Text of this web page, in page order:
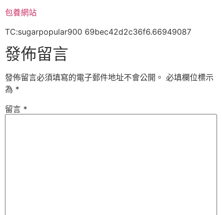
包養網站
TC:sugarpopular900 69bec42d2c36f6.66949087
發佈留言
發佈留言必須填寫的電子郵件地址不會公開。 必填欄位標示
為 *
留言 *